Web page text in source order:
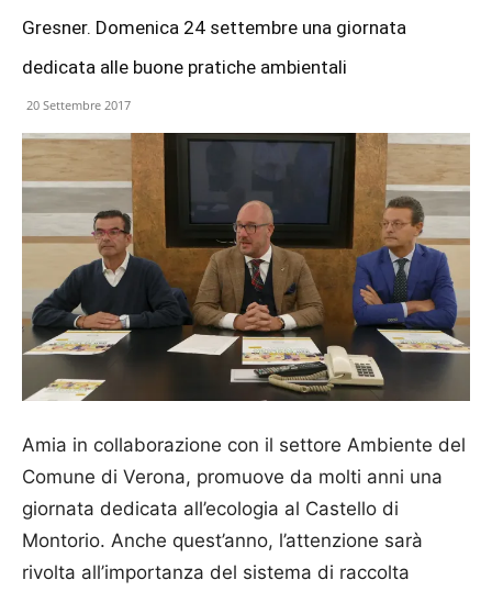
Gresner. Domenica 24 settembre una giornata
dedicata alle buone pratiche ambientali
20 Settembre 2017
Amia in collaborazione con il settore Ambiente del
Comune di Verona, promuove da molti anni una
giornata dedicata all’ecologia al Castello di
Montorio. Anche quest’anno, l’attenzione sarà
rivolta all’importanza del sistema di raccolta